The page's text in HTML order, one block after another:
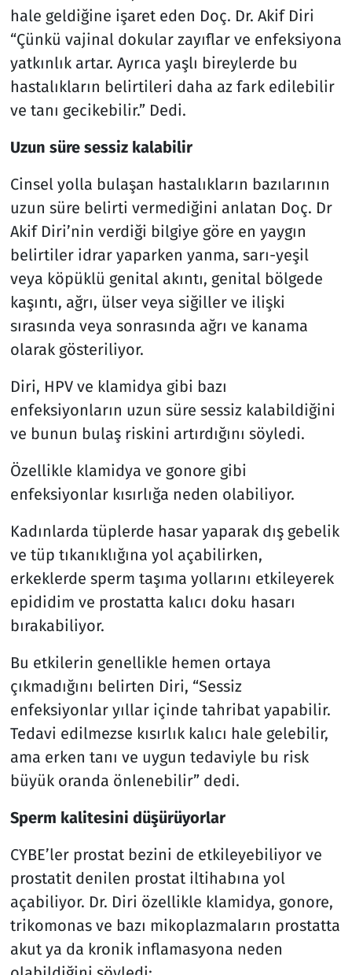
hale geldiğine işaret eden Doç. Dr. Akif Diri
“Çünkü vajinal dokular zayıflar ve enfeksiyona
yatkınlık artar. Ayrıca yaşlı bireylerde bu
hastalıkların belirtileri daha az fark edilebilir
ve tanı gecikebilir.” Dedi.
Uzun süre sessiz kalabilir
Cinsel yolla bulaşan hastalıkların bazılarının
uzun süre belirti vermediğini anlatan Doç. Dr
Akif Diri’nin verdiği bilgiye göre en yaygın
belirtiler idrar yaparken yanma, sarı-yeşil
veya köpüklü genital akıntı, genital bölgede
kaşıntı, ağrı, ülser veya siğiller ve ilişki
sırasında veya sonrasında ağrı ve kanama
olarak gösteriliyor.
Diri, HPV ve klamidya gibi bazı
enfeksiyonların uzun süre sessiz kalabildiğini
ve bunun bulaş riskini artırdığını söyledi.
Özellikle klamidya ve gonore gibi
enfeksiyonlar kısırlığa neden olabiliyor.
Kadınlarda tüplerde hasar yaparak dış gebelik
ve tüp tıkanıklığına yol açabilirken,
erkeklerde sperm taşıma yollarını etkileyerek
epididim ve prostatta kalıcı doku hasarı
bırakabiliyor.
Bu etkilerin genellikle hemen ortaya
çıkmadığını belirten Diri, “Sessiz
enfeksiyonlar yıllar içinde tahribat yapabilir.
Tedavi edilmezse kısırlık kalıcı hale gelebilir,
ama erken tanı ve uygun tedaviyle bu risk
büyük oranda önlenebilir” dedi.
Sperm kalitesini düşürüyorlar
CYBE’ler prostat bezini de etkileyebiliyor ve
prostatit denilen prostat iltihabına yol
açabiliyor. Dr. Diri özellikle klamidya, gonore,
trikomonas ve bazı mikoplazmaların prostatta
akut ya da kronik inflamasyona neden